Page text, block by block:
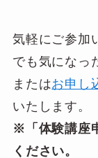
気軽にご参加
でも気になっ
またはお申し
いたします。
※「体験講座
ください。